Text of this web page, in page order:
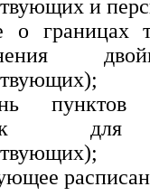
и
о границах
пунктов
для